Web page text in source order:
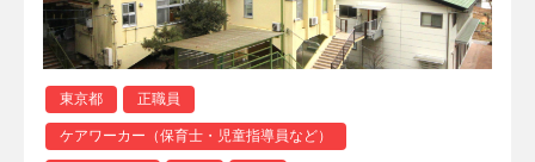
東京都 正職員
ケアワーカー（保育士・児童指導員など）